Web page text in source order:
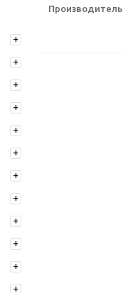
Производитель